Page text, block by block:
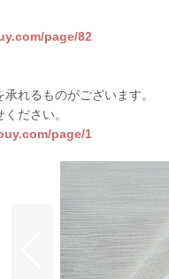
page/82
れるものがございます。
ださい。
page/1